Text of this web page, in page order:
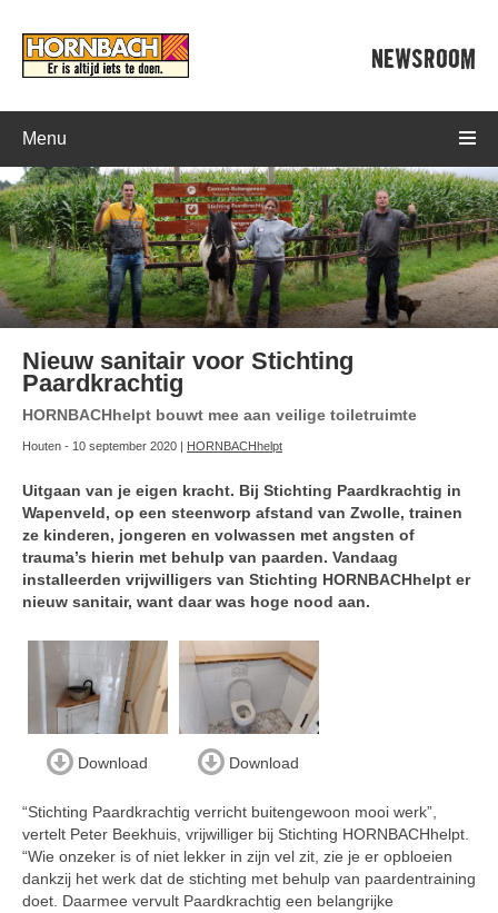
NEWSROOM
Menu
Nieuw sanitair voor Stichting
Paardkrachtig
HORNBACHhelpt bouwt mee aan veilige toiletruimte
Houten - 10 september 2020 | HORNBACHhelpt
Uitgaan van je eigen kracht. Bij Stichting Paardkrachtig in
Wapenveld, op een steenworp afstand van Zwolle, trainen
ze kinderen, jongeren en volwassen met angsten of
trauma’s hierin met behulp van paarden. Vandaag
installeerden vrijwilligers van Stichting HORNBACHhelpt er
nieuw sanitair, want daar was hoge nood aan.
Download Download
“Stichting Paardkrachtig verricht buitengewoon mooi werk”,
vertelt Peter Beekhuis, vrijwilliger bij Stichting HORNBACHhelpt.
“Wie onzeker is of niet lekker in zijn vel zit, zie je er opbloeien
dankzij het werk dat de stichting met behulp van paardentraining
doet. Daarmee vervult Paardkrachtig een belangrijke